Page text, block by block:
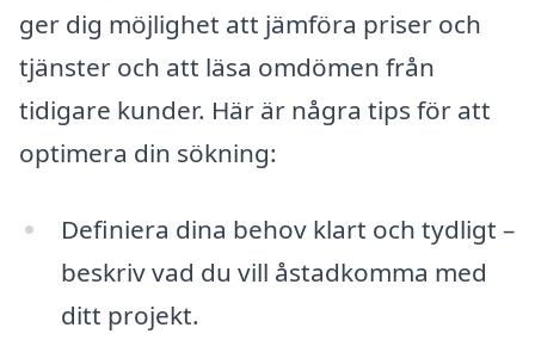
ger dig möjlighet att jämföra priser och
tjänster och att läsa omdömen från
tidigare kunder. Här är några tips för att
optimera din sökning:
Definiera dina behov klart och tydligt –
beskriv vad du vill åstadkomma med
ditt projekt.